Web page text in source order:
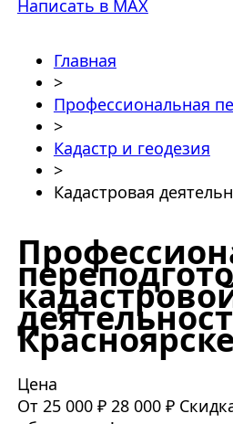
Написать в MAX
Главная
>
Профессиональная
>
Кадастр и геодезия
>
Кадастровая
Красноярске
Цена
От 25 000 ₽ 28 000 ₽